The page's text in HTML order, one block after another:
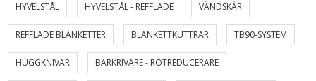
HYVELSTÅL HYVELSTÅL - REFFLADE VÄNDSKÄR
REFFLADE BLANKETTER BLANKETTKUTTRAR TB90-SYSTEM
HUGGKNIVAR BARKRIVARE - ROTREDUCERARE